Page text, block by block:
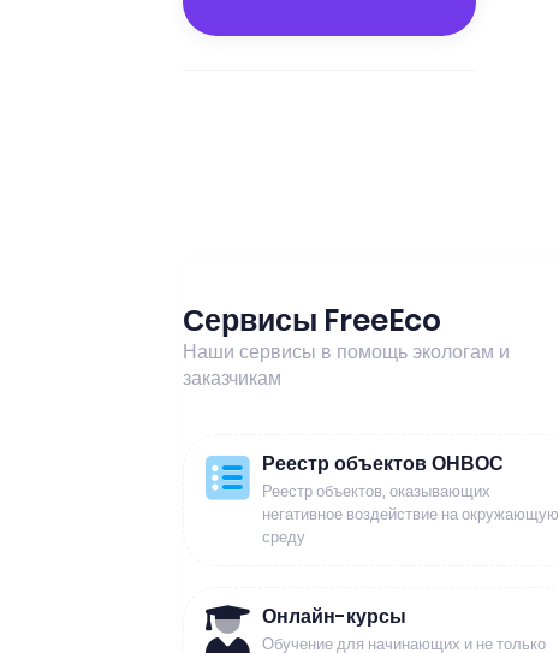
Сервисы FreeEco
Наши сервисы в помощь экологам и
заказчикам
Реестр объектов ОНВОС
Реестр объектов, оказывающих
негативное воздействие на окружающую
среду
Онлайн-курсы
Обучение для начинающих и не только